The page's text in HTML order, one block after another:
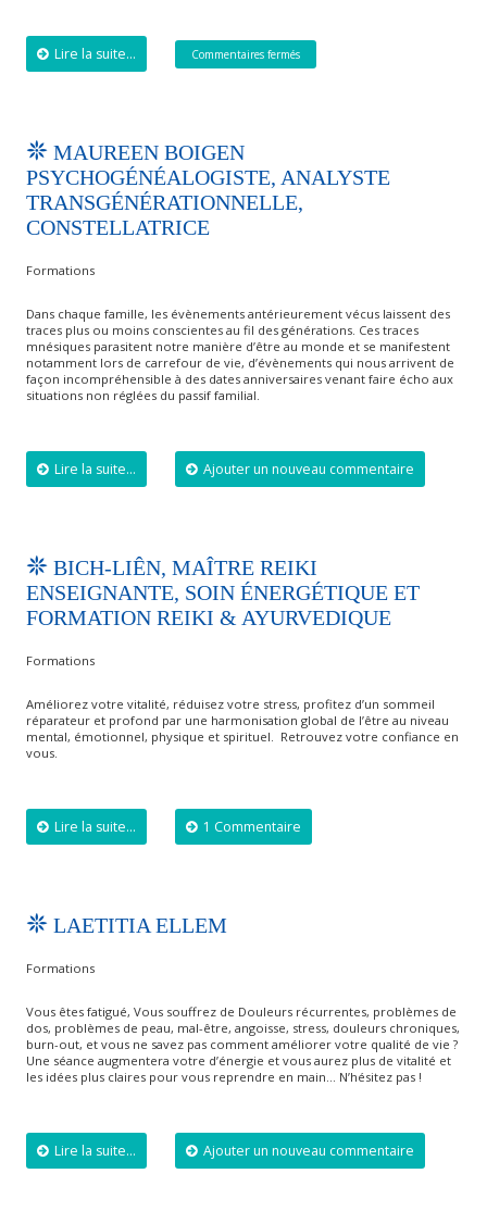
Lire la suite... Commentaires fermés
MAUREEN BOIGEN
PSYCHOGÉNÉALOGISTE, ANALYSTE
TRANSGÉNÉRATIONNELLE,
CONSTELLATRICE
Formations
Dans chaque famille, les évènements antérieurement vécus laissent des
traces plus ou moins conscientes au fil des générations. Ces traces
mnésiques parasitent notre manière d’être au monde et se manifestent
notamment lors de carrefour de vie, d’évènements qui nous arrivent de
façon incompréhensible à des dates anniversaires venant faire écho aux
situations non réglées du passif familial.
Lire la suite... Ajouter un nouveau commentaire
BICH-LIÊN, MAÎTRE REIKI
ENSEIGNANTE, SOIN ÉNERGÉTIQUE ET
FORMATION REIKI & AYURVEDIQUE
Formations
Améliorez votre vitalité, réduisez votre stress, profitez d’un sommeil
réparateur et profond par une harmonisation global de l’être au niveau
mental, émotionnel, physique et spirituel. ​ Retrouvez votre confiance en
vous.
Lire la suite... 1 Commentaire
LAETITIA ELLEM
Formations
Vous êtes fatigué, Vous souffrez de Douleurs récurrentes, problèmes de
dos, problèmes de peau, mal-être, angoisse, stress, douleurs chroniques,
burn-out, et vous ne savez pas comment améliorer votre qualité de vie ?
​Une séance augmentera votre d’énergie et vous aurez plus de vitalité et
les idées plus claires pour vous reprendre en main… N’hésitez pas !
Lire la suite... Ajouter un nouveau commentaire